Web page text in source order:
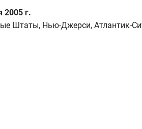
2005 г.
Штаты, Нью-Джерси, Атлантик-